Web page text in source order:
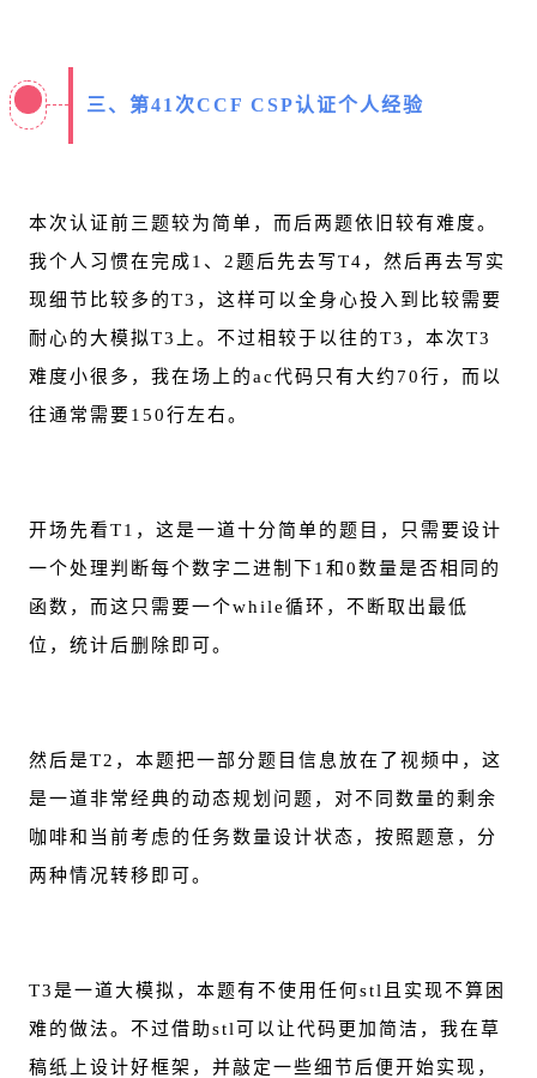
三、第41次CCF CSP认证个人经验
本次认证前三题较为简单，而后两题依旧较有难度。
我个人习惯在完成1、2题后先去写T4，然后再去写实
现细节比较多的T3，这样可以全身心投入到比较需要
耐心的大模拟T3上。不过相较于以往的T3，本次T3
难度小很多，我在场上的ac代码只有大约70行，而以
往通常需要150行左右。
开场先看T1，这是一道十分简单的题目，只需要设计
一个处理判断每个数字二进制下1和0数量是否相同的
函数，而这只需要一个while循环，不断取出最低
位，统计后删除即可。
然后是T2，本题把一部分题目信息放在了视频中，这
是一道非常经典的动态规划问题，对不同数量的剩余
咖啡和当前考虑的任务数量设计状态，按照题意，分
两种情况转移即可。
T3是一道大模拟，本题有不使用任何stl且实现不算困
难的做法。不过借助stl可以让代码更加简洁，我在草
稿纸上设计好框架，并敲定一些细节后便开始实现，